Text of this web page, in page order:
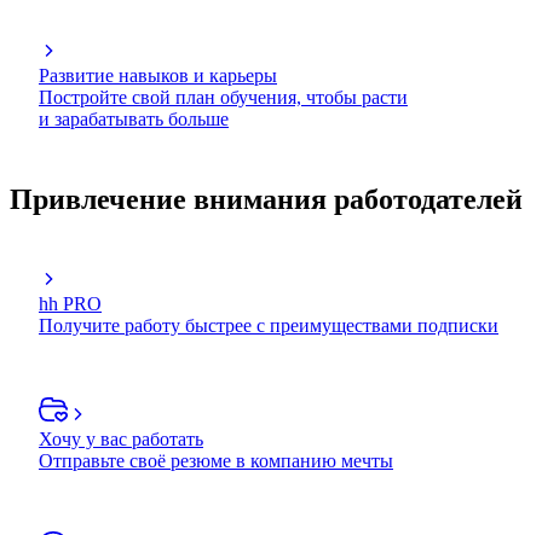
Развитие навыков и карьеры
Постройте свой план обучения, чтобы расти
и зарабатывать больше
Привлечение внимания работодателей
hh PRO
Получите работу быстрее с преимуществами подписки
Хочу у вас работать
Отправьте своё резюме в компанию мечты